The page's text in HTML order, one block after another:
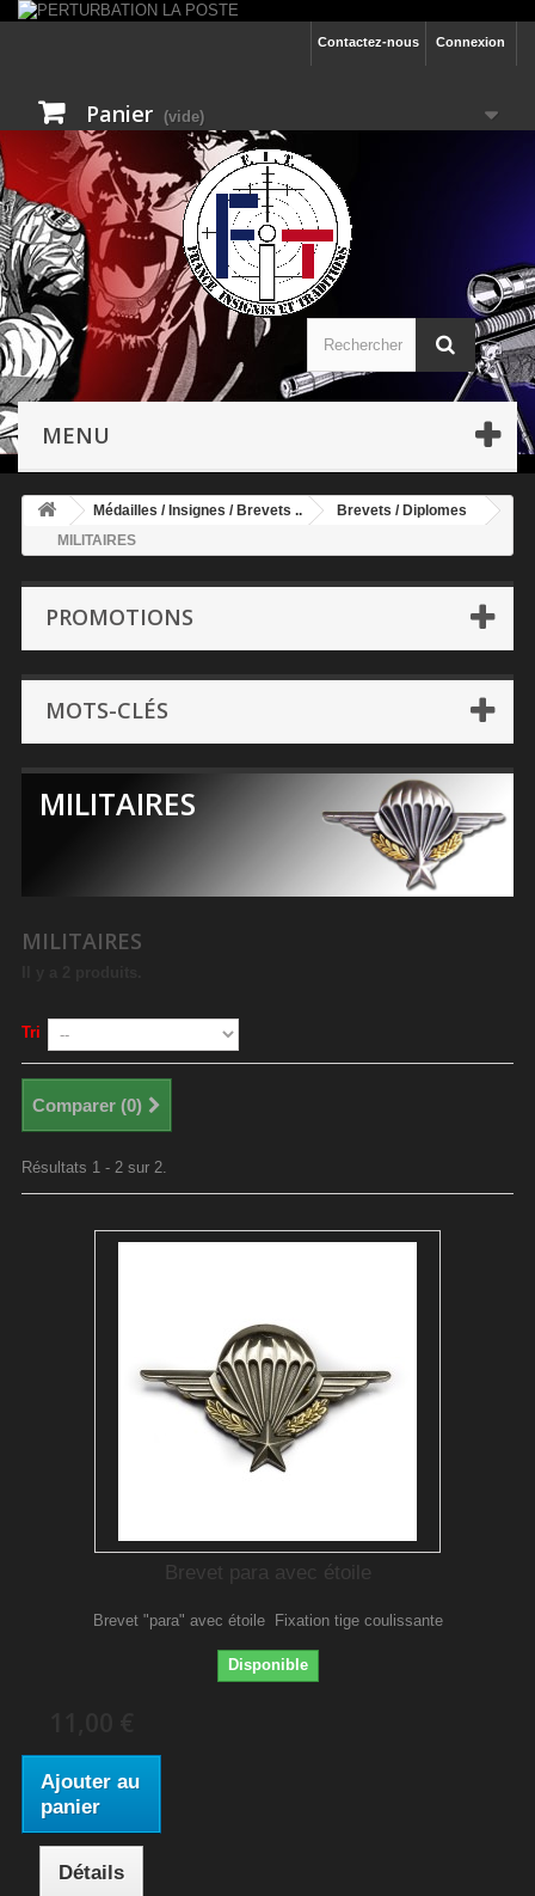
Connexion
Contactez-nous
Panier (vide)
MENU
Médailles / Insignes / Brevets ..
Brevets / Diplomes
MILITAIRES
PROMOTIONS
MOTS-CLÉS
MILITAIRES
MILITAIRES
Tri
Comparer (0)
Résultats 1 - 2 sur 2.
Brevet para avec étoile
Brevet "para" avec étoile Fixation tige coulissante
Disponible
Ajouter au
panier
Détails